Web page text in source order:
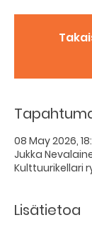
08 May 2026,
Jukka
Kulttuurikellari
Lisätietoa